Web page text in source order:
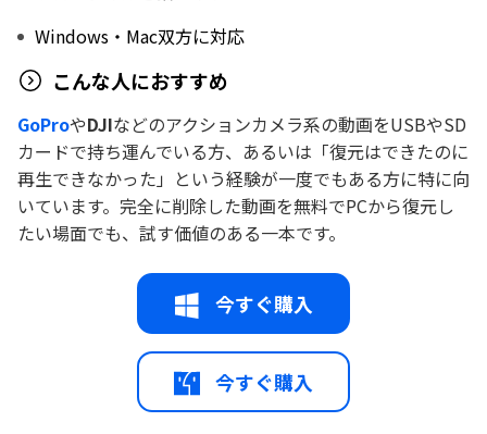
Windows・Mac双方に対応
こんな人におすすめ
GoProやDJIなどのアクションカメラ系の動画をUSBやSD
カードで持ち運んでいる方、あるいは「復元はできたのに
再生できなかった」という経験が一度でもある方に特に向
いています。完全に削除した動画を無料でPCから復元し
たい場面でも、試す価値のある一本です。
今すぐ購入
今すぐ購入